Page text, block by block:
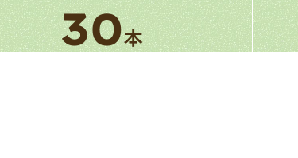
30本